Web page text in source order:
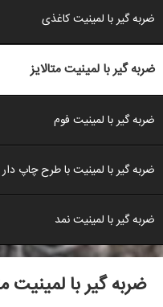
ضربه گیر با لمینیت کاغذی
ضربه گیر با لمینیت متالایز
ضربه گیر با لمینیت فوم
ضربه گیر با لمینیت با طرح چاپ دار
ضربه گیر با لمینیت نمد
ضربه گیر با لمینیت